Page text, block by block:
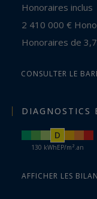
Honoraires inclus
2 410 000 €
Honoraires de
CONSULTER LE
DIAGNOSTICS
D
130 kWhEP/m².an
AFFICHER LES